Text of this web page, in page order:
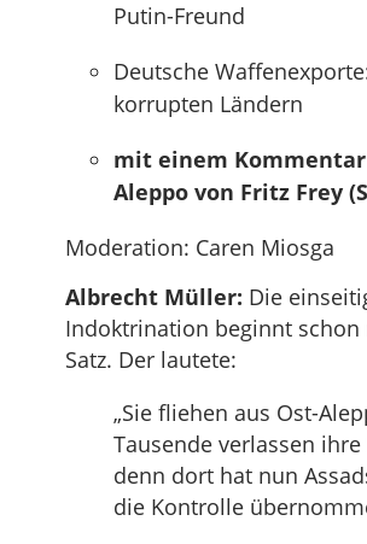
Putin-Freund
Deutsche
korrupten Ländern
mit einem
Aleppo von Fritz Frey
Moderation: Caren Miosga
Albrecht Müller: Die
Indoktrination beginnt
Satz. Der lautete:
„Sie fliehen aus Ost-
Tausende verlassen ihre
denn dort hat nun
die Kontrolle